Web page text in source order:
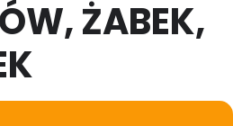
ŻABEK,